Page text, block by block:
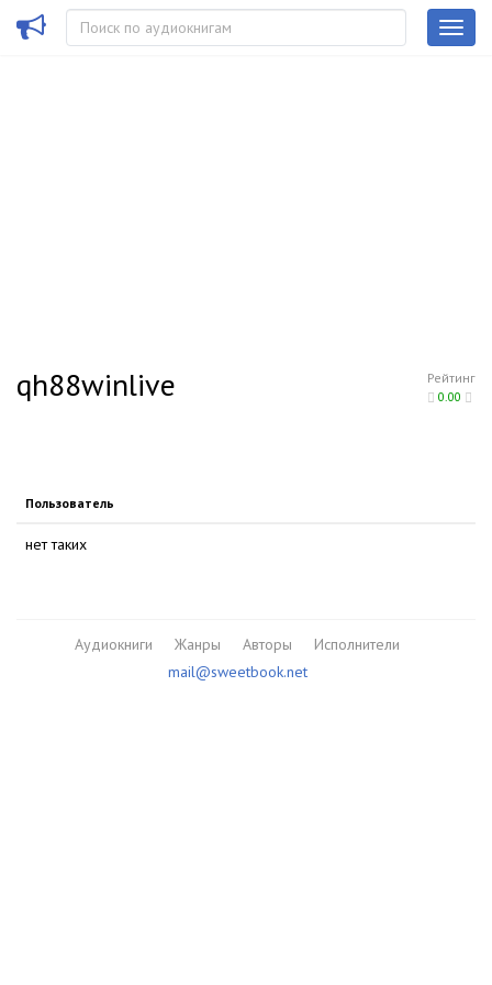
Рейтинг
0.00
qh88winlive
Пользователь
нет таких
Аудиокниги Жанры Авторы
Исполнители
mail@sweetbook.net